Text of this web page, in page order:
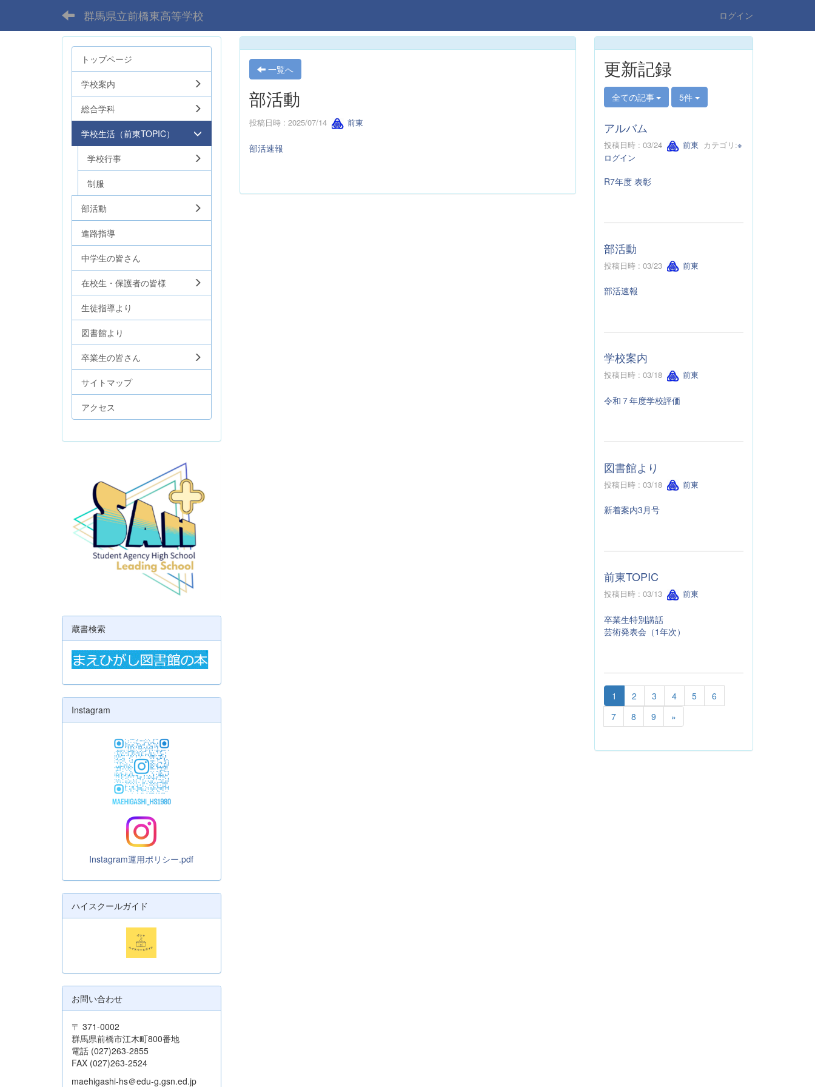
群馬県立前橋東高等学校 ログイン
一覧へ
部活動
投稿日時 : 2025/07/14 前東
部活速報
トップページ
学校案内
総合学科
学校生活（前東TOPIC）
学校行事
制服
部活動
進路指導
中学生の皆さん
在校生・保護者の皆様
生徒指導より
図書館より
卒業生の皆さん
サイトマップ
アクセス
蔵書検索
Instagram
Instagram運用ポリシー.pdf
ハイスクールガイド
お問い合わせ
〒 371-0002
群馬県前橋市江木町800番地
電話 (027)263-2855
FAX (027)263-2524
maehigashi-hs＠edu-g.gsn.ed.jp
更新記録
全ての記事 5件
アルバム
投稿日時 : 03/24 前東 カテゴリ:※
ログイン
R7年度 表彰
部活動
投稿日時 : 03/23 前東
部活速報
学校案内
投稿日時 : 03/18 前東
令和７年度学校評価
図書館より
投稿日時 : 03/18 前東
新着案内3月号
前東TOPIC
投稿日時 : 03/13 前東
卒業生特別講話
芸術発表会（1年次）
1 2 3 4 5
6
7
8 9 »